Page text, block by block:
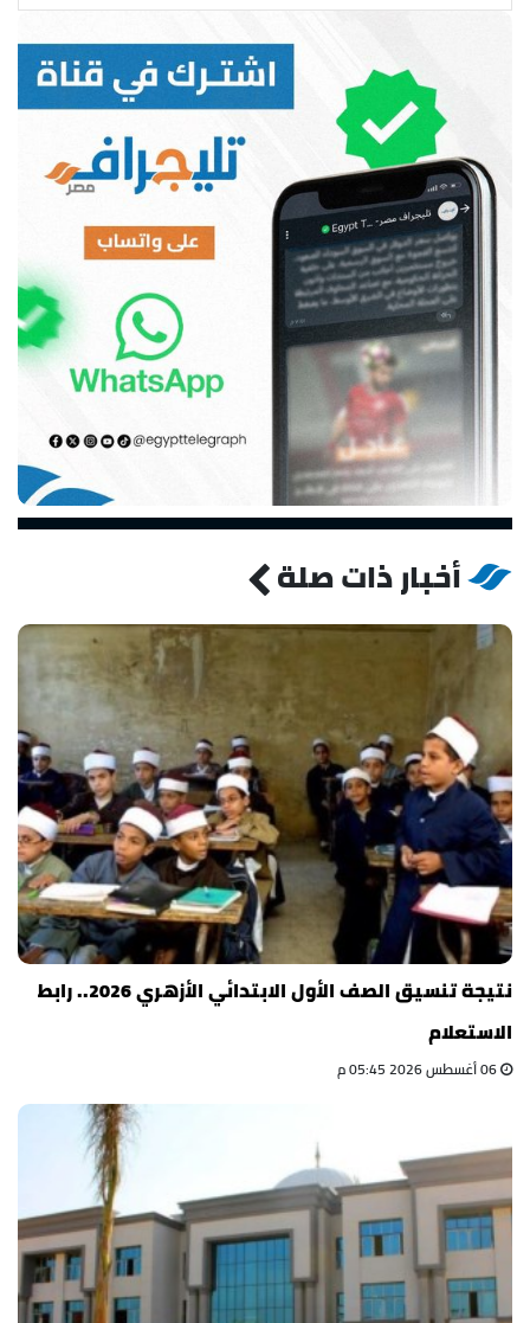
أخبار ذات صلة
نتيجة تنسيق الصف الأول الابتدائي الأزهري 2026.. رابط
الاستعلام